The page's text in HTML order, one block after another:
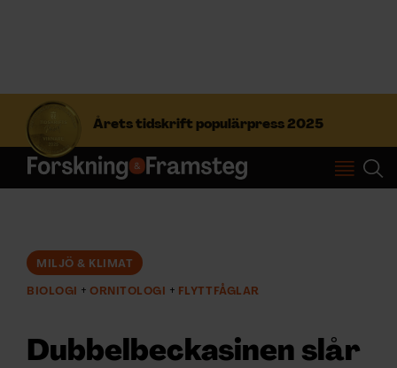
Årets tidskrift populärpress 2025
S
f
t
Prenumerera
ÄMNEN
MILJÖ & KLIMAT
BIOLOGI ORNITOLOGI FLYTTFÅGLAR
Dubbelbeckasinen slår